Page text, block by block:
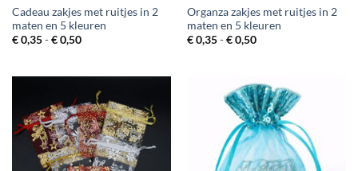
Cadeau zakjes met ruitjes in 2
maten en 5 kleuren
€0,35 - €0,50Prijsklasse:
Organza zakjes met ruitjes in 2
maten en 5 kleuren
€0,35 - €0,50Prijsklasse: